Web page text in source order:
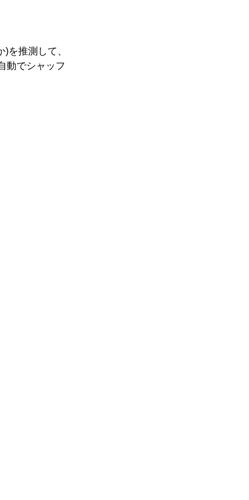
を推測して、
動でシャッフ